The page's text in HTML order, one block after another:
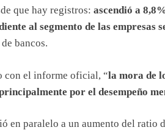
que hay registros: ascendió a
al segmento de las empresas
bancos.
con el informe oficial, “la mora de
por el desempeño
en paralelo a un aumento del